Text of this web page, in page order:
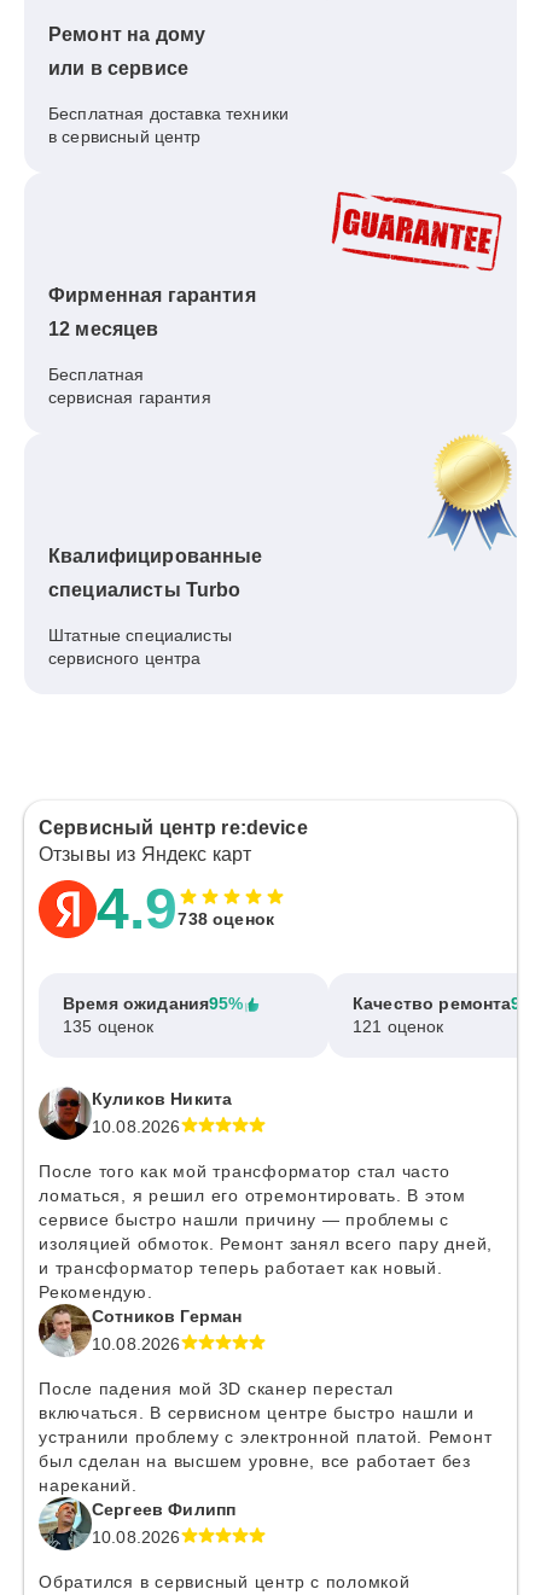
Ремонт на дому
или в сервисе
Бесплатная доставка техники
в сервисный центр
Фирменная гарантия
12 месяцев
Бесплатная
сервисная гарантия
Квалифицированные
специалисты Turbo
Штатные специалисты
сервисного центра
Сервисный центр re:device
Отзывы из Яндекс карт
4.9738 оценок
Время ожидания95%
135 оценок
Качество ремонта
121 оценок
Куликов Никита
10.08.2026
После того как мой трансформатор стал часто
ломаться, я решил его отремонтировать. В этом
сервисе быстро нашли причину — проблемы с
изоляцией обмоток. Ремонт занял всего пару дней,
и трансформатор теперь работает как новый.
Рекомендую.
Сотников Герман
10.08.2026
После падения мой 3D сканер перестал
включаться. В сервисном центре быстро нашли и
устранили проблему с электронной платой. Ремонт
был сделан на высшем уровне, все работает без
нареканий.
Сергеев Филипп
10.08.2026
Обратился в сервисный центр с поломкой